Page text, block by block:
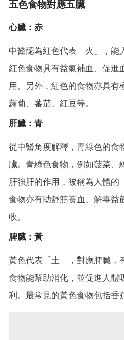
五色食物對應五臟
心臟：赤
中醫認為紅色代表「火」，能
紅色食物具有益氣補血、促進
用。另外，紅色的食物亦具有
蘿蔔、蕃茄、紅豆等。
肝臟：青
從中醫角度解釋，青綠色的食
臟。青綠色食物，例如菠菜、
肝強肝的作用，被稱為人體的
食物亦有助舒筋養血、解毒益
收。
脾臟：黃
黃色代表「土」，對應脾臟，
食物能幫助消化，並促進人體
利。最常見的黃色食物包括香